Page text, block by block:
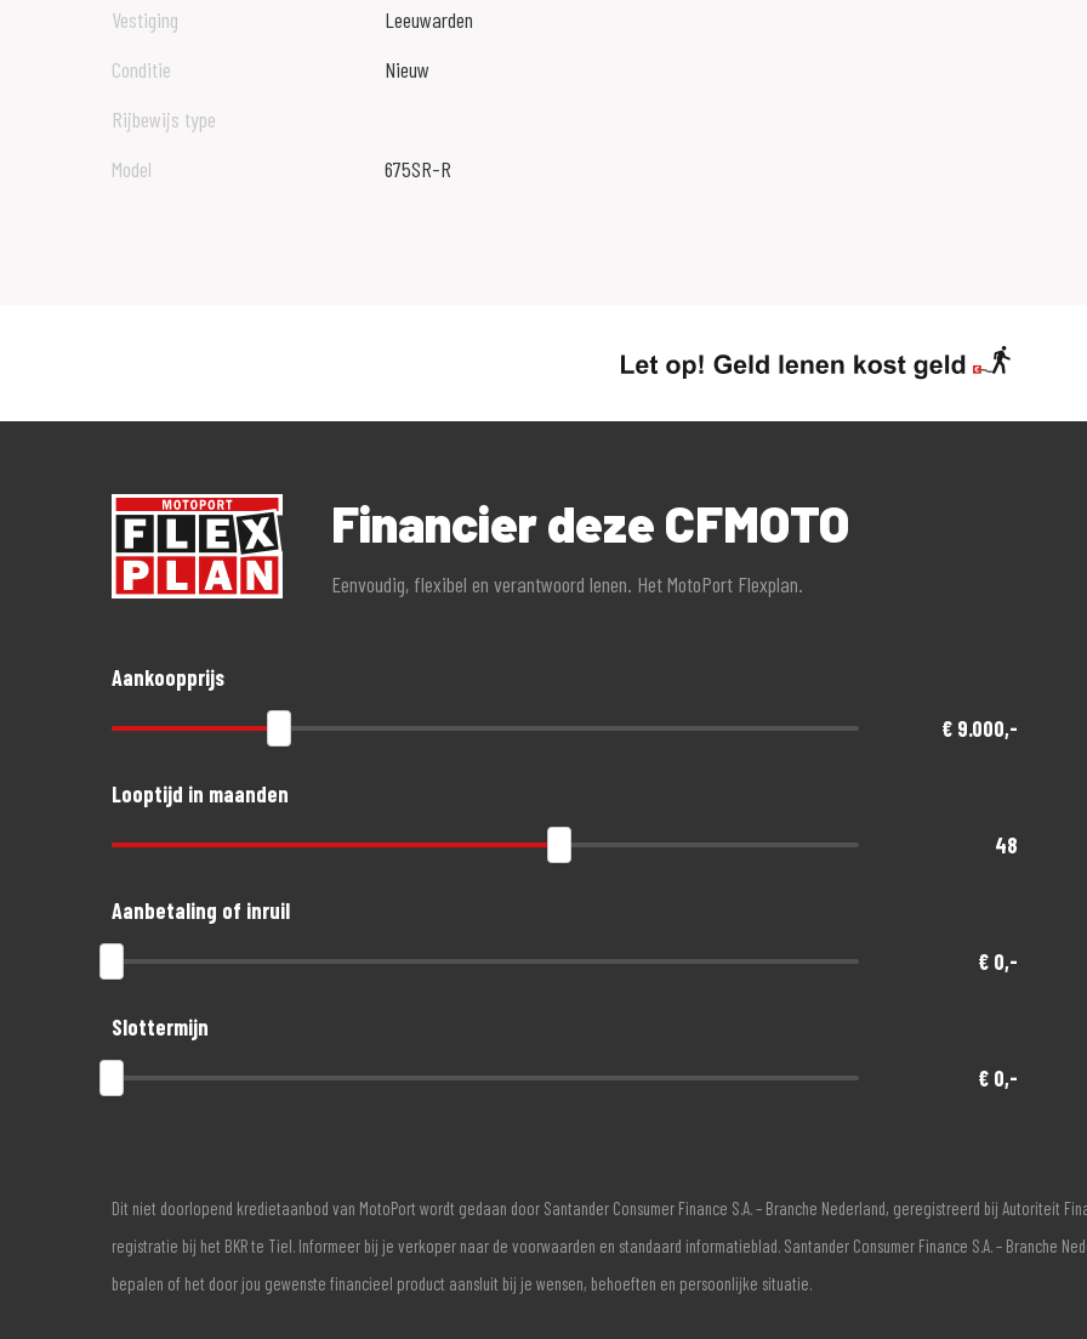
Vestiging
Leeuwarden
Conditie
Nieuw
Rijbewijs type
Model
675SR-R
Financier deze CFMOTO
Eenvoudig, flexibel en verantwoord lenen. Het MotoPort Flexplan.
Aankoopprijs
€ 9.000,-
Looptijd in maanden
48
Aanbetaling of inruil
€ 0,-
Slottermijn
€ 0,-
Dit niet doorlopend kredietaanbod van MotoPort wordt gedaan door Santander Consumer Finance S.A. – Branche Nederland, geregistreerd bij Autoriteit
registratie bij het BKR te Tiel. Informeer bij je verkoper naar de voorwaarden en standaard informatieblad. Santander Consumer Finance S.A. – Branche
bepalen of het door jou gewenste financieel product aansluit bij je wensen, behoeften en persoonlijke situatie.